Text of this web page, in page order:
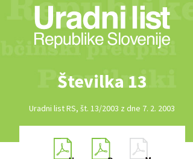
Številka 13
Uradni list RS, št. 13/2003 z dne 7. 2. 2003